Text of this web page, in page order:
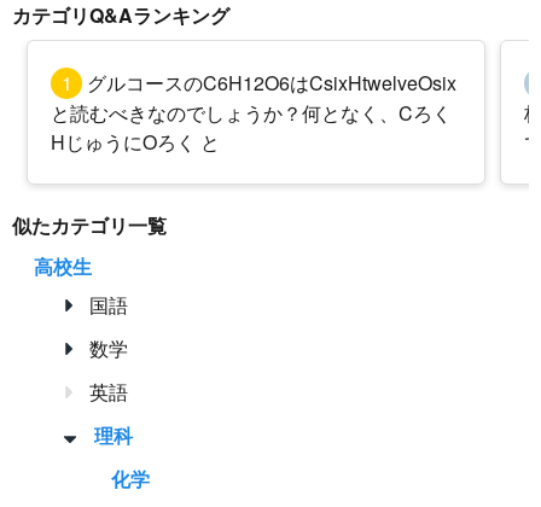
カテゴリQ&Aランキング
1
と読むべきなのでしょうか？何となく、Cろく
HじゅうにOろく と
似たカテゴリ一覧
高校生
国語
数学
英語
理科
化学